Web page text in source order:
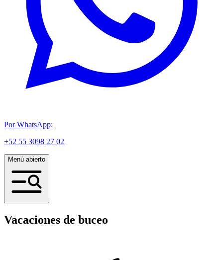
Por WhatsApp:
+52 55 3098 27 02
Menú abierto
Vacaciones de buceo